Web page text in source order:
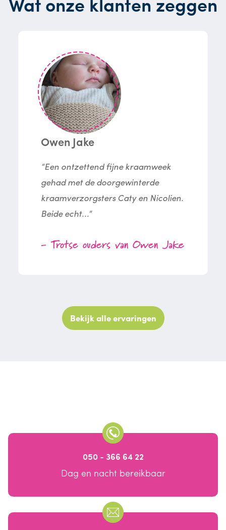
Owen Jake
“Een ontzettend fijne kraamweek
gehad met de doorgewinterde
kraamverzorgsters Caty en Nicolien.
Beide echt...”
- Trotse ouders van Owen Jake
Bekijk alle ervaringen
050 - 366 64 22
Dag en nacht bereikbaar